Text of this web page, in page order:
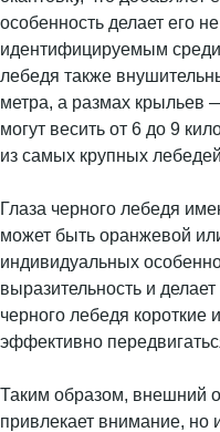
особенность делает его
идентифицируемым
лебедя также
метра, а размах крыльев
могут весить от 6 до 9
из самых крупных
Глаза черного лебедя
может быть оранжевой
индивидуальных
выразительность и
черного лебедя
эффективно
Таким образом, внешний
привлекает внимание,